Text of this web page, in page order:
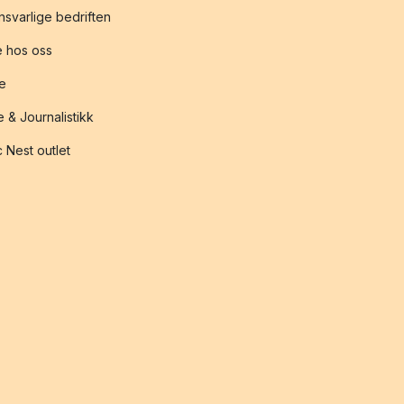
bedriften
hos oss
& Journalistikk
Nest outlet